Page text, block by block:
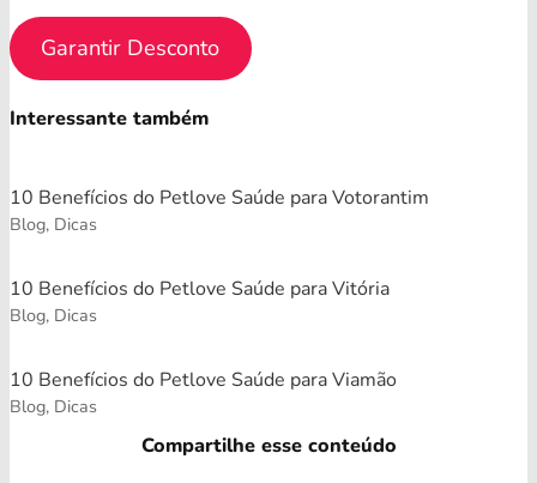
Garantir Desconto
Interessante também
10 Benefícios do Petlove Saúde para Votorantim
Blog, Dicas
10 Benefícios do Petlove Saúde para Vitória
Blog, Dicas
10 Benefícios do Petlove Saúde para Viamão
Blog, Dicas
Compartilhe esse conteúdo